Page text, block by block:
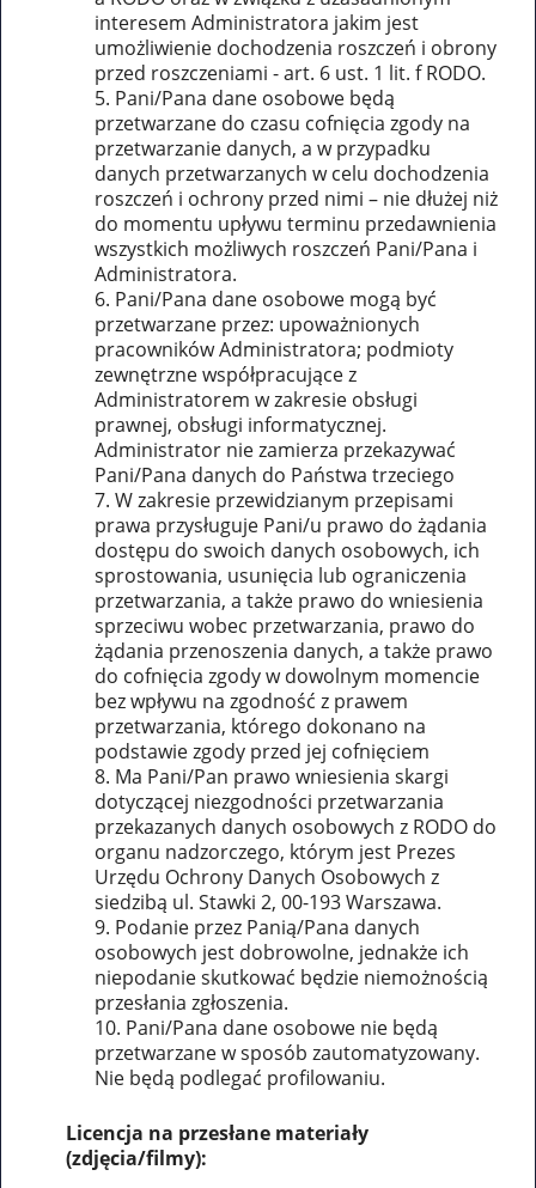
interesem Administratora jakim jest
umożliwienie dochodzenia roszczeń i obrony
przed roszczeniami - art. 6 ust. 1 lit. f RODO.
Pani/Pana dane osobowe będą
przetwarzane do czasu cofnięcia zgody na
przetwarzanie danych, a w przypadku
danych przetwarzanych w celu dochodzenia
roszczeń i ochrony przed nimi – nie dłużej niż
do momentu upływu terminu przedawnienia
wszystkich możliwych roszczeń Pani/Pana i
Administratora.
Pani/Pana dane osobowe mogą być
przetwarzane przez: upoważnionych
pracowników Administratora; podmioty
zewnętrzne współpracujące z
Administratorem w zakresie obsługi
prawnej, obsługi informatycznej.
Administrator nie zamierza przekazywać
Pani/Pana danych do Państwa trzeciego
W zakresie przewidzianym przepisami
prawa przysługuje Pani/u prawo do żądania
dostępu do swoich danych osobowych, ich
sprostowania, usunięcia lub ograniczenia
przetwarzania, a także prawo do wniesienia
sprzeciwu wobec przetwarzania, prawo do
żądania przenoszenia danych, a także prawo
do cofnięcia zgody w dowolnym momencie
bez wpływu na zgodność z prawem
przetwarzania, którego dokonano na
podstawie zgody przed jej cofnięciem
Ma Pani/Pan prawo wniesienia skargi
dotyczącej niezgodności przetwarzania
przekazanych danych osobowych z RODO do
organu nadzorczego, którym jest Prezes
Urzędu Ochrony Danych Osobowych z
siedzibą ul. Stawki 2, 00-193 Warszawa.
Podanie przez Panią/Pana danych
osobowych jest dobrowolne, jednakże ich
niepodanie skutkować będzie niemożnością
przesłania zgłoszenia.
Pani/Pana dane osobowe nie będą
przetwarzane w sposób zautomatyzowany.
Nie będą podlegać profilowaniu.
Licencja na przesłane materiały
(zdjęcia/filmy):